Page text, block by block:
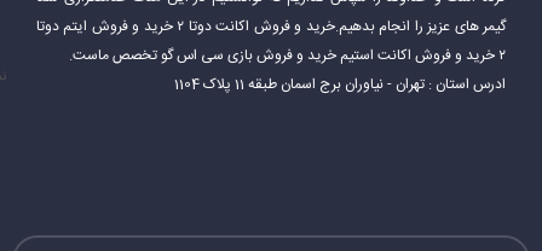
Steam همچنین قابلیت‌های اضافی ارائه می‌دهد که به بازیکنان امکان
می‌دهد از آن لذت ببرند. این شامل سابقه بازی، برنامه و نمایه بازیکنان و
گیمر های عزیز را انجام بدهیم.خرید و فروش اکانت دوتا ۲ خرید و فروش ایتم دوتا
۲ خرید و فروش اکانت استیم خرید و فروش بازی سی اس گو تخصص ماست.
ادرس استان : تهران - نیاوران برج اسمان طبقه 11 پلاک 1104